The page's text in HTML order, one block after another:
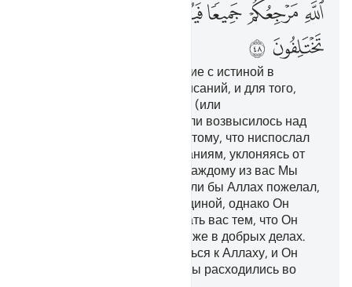
ﲠ ﲡ ﲢﲣ
ﲧ ﲨ
Мы ниспослали тебе Писание с истиной в
подтверждение прежних Писаний, и для того,
чтобы оно предохраняло их (или
свидетельствовало о них; или возвысилось над
ними). Суди же их согласно тому, что ниспослал
Аллах, и не потакай их желаниям, уклоняясь от
явившейся к тебе истины. Каждому из вас Мы
установили закон и путь. Если бы Аллах пожелал,
то сделал бы вас одной общиной, однако Он
разделил вас, чтобы испытать вас тем, что Он
даровал вам. Состязайтесь же в добрых делах.
Всем вам предстоит вернуться к Аллаху, и Он
поведает вам о том, в чем вы расходились во